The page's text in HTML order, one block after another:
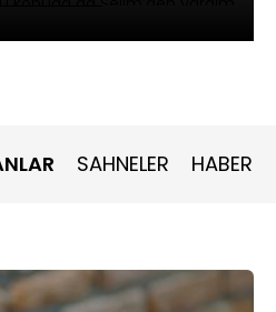
İpek, babası Mahmut'tan
ve Ali, İpek'e sahip
evinde kalmaya başlar.
SAHNELER